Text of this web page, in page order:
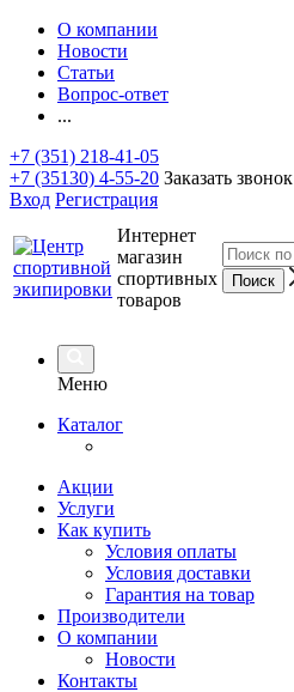
О компании
Новости
Статьи
Вопрос-ответ
...
+7 (351) 218-41-05
+7 (35130) 4-55-20 Заказать звонок
Вход Регистрация
Интернет
магазин
спортивных
товаров
Меню
Каталог
Акции
Услуги
Как купить
Условия оплаты
Условия доставки
Гарантия на товар
Производители
О компании
Новости
Контакты